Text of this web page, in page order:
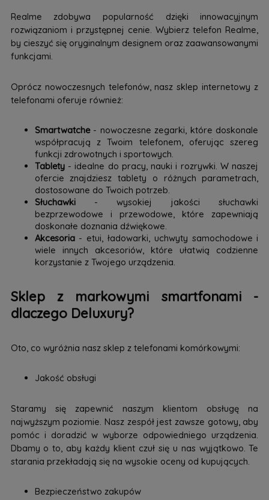
Realme zdobywa popularność dzięki innowacyjnym
rozwiązaniom i przystępnej cenie. Wybierz telefon Realme,
by cieszyć się oryginalnym designem oraz zaawansowanymi
funkcjami.
Oprócz nowoczesnych telefonów, nasz sklep internetowy z
telefonami oferuje również:
Smartwatche- nowoczesne zegarki, które doskonale
współpracują z Twoim telefonem, oferując szereg
funkcji zdrowotnych i sportowych.
Tablety- idealne do pracy, nauki i rozrywki. W naszej
ofercie znajdziesz tablety o różnych parametrach,
dostosowane do Twoich potrzeb.
Słuchawki- wysokiej jakości słuchawki
bezprzewodowe i przewodowe, które zapewniają
doskonałe doznania dźwiękowe.
Akcesoria- etui, ładowarki, uchwyty samochodowe i
wiele innych akcesoriów, które ułatwią codzienne
korzystanie z Twojego urządzenia.
Sklep z markowymi smartfonami -
dlaczego Deluxury?
Oto, co wyróżnia nasz sklep z telefonami komórkowymi:
Jakość obsługi
Staramy się zapewnić naszym klientom obsługę na
najwyższym poziomie. Nasz zespół jest zawsze gotowy, aby
pomóc i doradzić w wyborze odpowiedniego urządzenia.
Dbamy o to, aby każdy klient czuł się u nas wyjątkowo. Te
starania przekładają się na wysokie oceny od kupujących.
Bezpieczeństwo zakupów